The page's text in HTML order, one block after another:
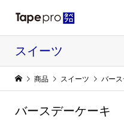
スイーツ
商品 スイーツ バー
バースデーケーキ